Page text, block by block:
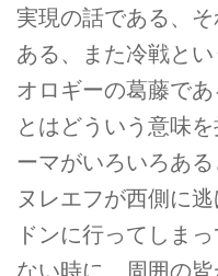
実現の話である、
ある、また冷戦と
オロギーの葛藤で
とはどういう意味
ーマがいろいろある
ヌレエフが西側に
ドンに行ってしま
ない時に、周囲の